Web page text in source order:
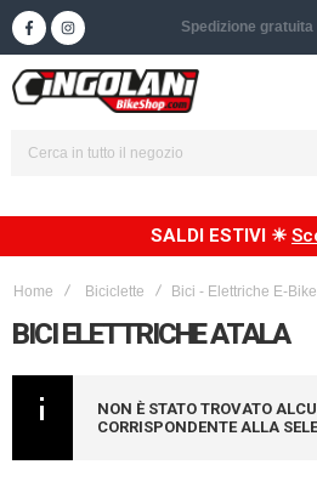
Spedizione in
SALDI ESTIVI ☀
Home Biciclette Bici - Elettriche E-Bike
BICI ELETTRICHE ATALA
NON È STATO TROVATO
CORRISPONDENTE ALLA